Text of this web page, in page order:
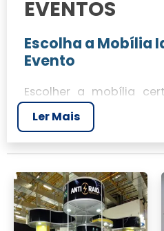
EVENTOS
Escolha a Mobília
Evento
Escolher a mobília
qualquer evento.
evento corporativo, a
essencial para criar a
opçõespara atender às
incluindopoltronas
Considerar a
Ler Mais